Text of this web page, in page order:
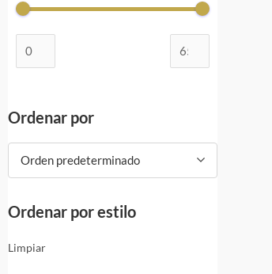
Ordenar por
Orden predeterminado
Ordenar por estilo
Limpiar